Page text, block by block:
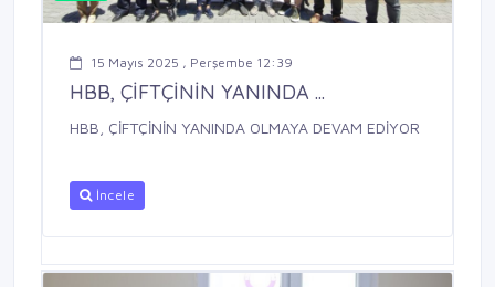
15 Mayıs 2025 , Perşembe 12:39
HBB, ÇİFTÇİNİN YANINDA ...
HBB, ÇİFTÇİNİN YANINDA OLMAYA DEVAM EDİYOR
İncele